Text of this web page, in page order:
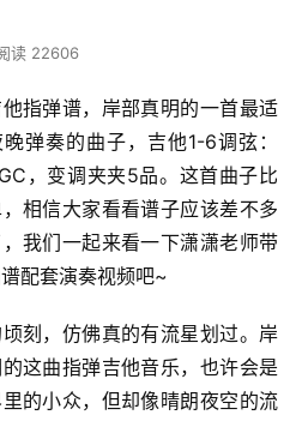
读 22606
指弹谱，岸部真明的一首最适
弹奏的曲子，吉他1-6调弦：
，变调夹夹5品。这首曲子比
相信大家看看谱子应该差不多
我们一起来看一下潇潇老师带
配套演奏视频吧~
刻，仿佛真的有流星划过。岸
这曲指弹吉他音乐，也许会是
的小众，但却像晴朗夜空的流